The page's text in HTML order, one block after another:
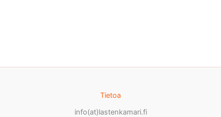
Tietoa
info(at)lastenkamari.fi